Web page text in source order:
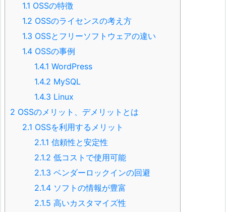
1.1 OSSの特徴
1.2 OSSのライセンスの考え方
1.3 OSSとフリーソフトウェアの違い
1.4 OSSの事例
1.4.1 WordPress
1.4.2 MySQL
1.4.3 Linux
2 OSSのメリット、デメリットとは
2.1 OSSを利用するメリット
2.1.1 信頼性と安定性
2.1.2 低コストで使用可能
2.1.3 ベンダーロックインの回避
2.1.4 ソフトの情報が豊富
2.1.5 高いカスタマイズ性